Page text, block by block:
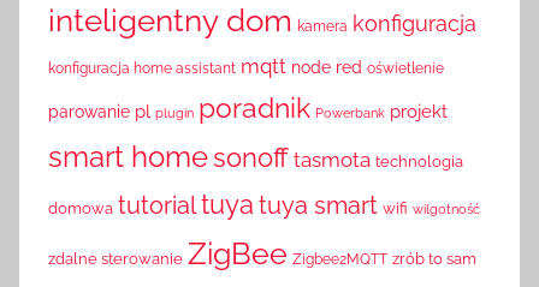
inteligentny dom kamera konfiguracja
konfiguracja home assistant mqtt node red oświetlenie
parowanie pl plugin poradnik Powerbank projekt
smart home sonoff tasmota technologia
domowa tutorialtuya tuya smart wifi wilgotność
zdalne sterowanie ZigBee Zigbee2MQTT zrób to sam